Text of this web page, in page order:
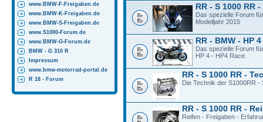
www.BMW-F-Freigaben.de
www.BMW-K-Freigaben.de
www.BMW-S-Freigaben.de
www.S1000-Forum.de
www.BMW-G-Forum.de
BMW - G 310 R
Impressum
www.bmw-motorrad-portal.de
R 18 - Forum
RR - S 1000 RR
Das spezielle Forum
Modelljahr 2015
RR - BMW - HP
Das spezielle Forum
HP 4 - HP4 Race.
RR - S 1000 RR -
Die Technik der S1000RR
RR - S 1000 RR -
Reifen - Freigaben -